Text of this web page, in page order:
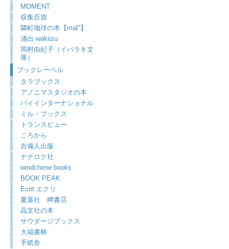
MOMENT
収集百貨
隣町珈琲の本【mal"】
涌出 wakiizu
岡村由紀子（イバラキ文
庫）
ブックレーベル
タラブックス
アノニマスタジオの本
パイインターナショナル
ミル・ブックス
トランスビュー
ころから
吉備人出版
ナナロク社
windchime books
BOOK PEAK
Ecrit エクリ
夏葉社 岬書店
晶文社の本
サウダージブックス
大福書林
手紙舎